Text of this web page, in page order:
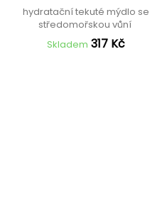
hydratační tekuté mýdlo se
středomořskou vůní
Skladem 317 Kč